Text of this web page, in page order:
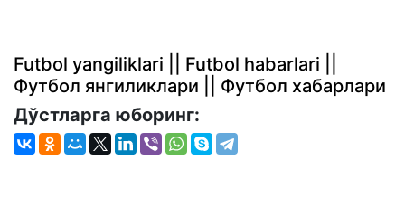
Futbol yangiliklari || Futbol habarlari ||
Футбол янгиликлари || Футбол хабарлари
Дўстларга юборинг: